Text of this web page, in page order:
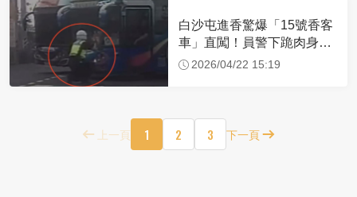
白沙屯進香驚爆「15號香客
車」直闖！員警下跪肉身擋
車：讓行人先過
2026/04/22 15:19
上一頁 1 2 3 下一頁